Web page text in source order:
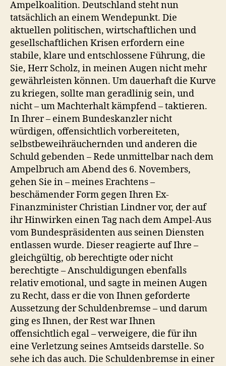
Ampelkoalition. Deutschland steht nun
tatsächlich an einem Wendepunkt. Die
aktuellen politischen, wirtschaftlichen und
gesellschaftlichen Krisen erfordern eine
stabile, klare und entschlossene Führung, die
Sie, Herr Scholz, in meinen Augen nicht mehr
gewährleisten können. Um dauerhaft die Kurve
zu kriegen, sollte man geradlinig sein, und
nicht – um Machterhalt kämpfend – taktieren.
In Ihrer – einem Bundeskanzler nicht
würdigen, offensichtlich vorbereiteten,
selbstbeweihräuchernden und anderen die
Schuld gebenden – Rede unmittelbar nach dem
Ampelbruch am Abend des 6. Novembers,
gehen Sie in – meines Erachtens –
beschämender Form gegen Ihren Ex-
Finanzminister Christian Lindner vor, der auf
ihr Hinwirken einen Tag nach dem Ampel-Aus
vom Bundespräsidenten aus seinen Diensten
entlassen wurde. Dieser reagierte auf Ihre –
gleichgültig, ob berechtigte oder nicht
berechtigte – Anschuldigungen ebenfalls
relativ emotional, und sagte in meinen Augen
zu Recht, dass er die von Ihnen geforderte
Aussetzung der Schuldenbremse – und darum
ging es Ihnen, der Rest war Ihnen
offensichtlich egal – verweigere, die für ihn
eine Verletzung seines Amtseids darstelle. So
sehe ich das auch. Die Schuldenbremse in einer